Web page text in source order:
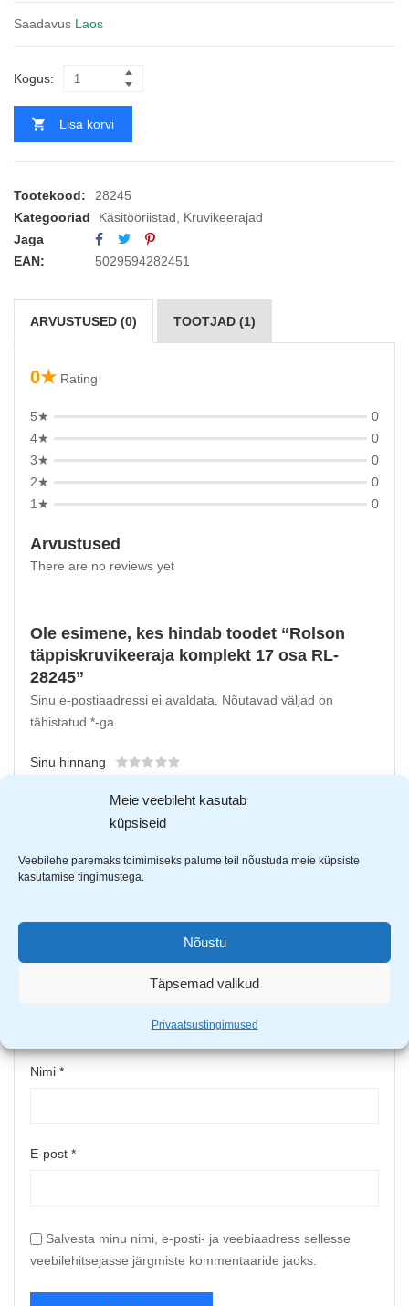
Meie veebileht kasutab
küpsiseid
Veebilehe paremaks toimimiseks palume teil nõustuda meie küpsiste
kasutamise tingimustega.
Nõustu
Täpsemad valikud
Privaatsustingimused
Saadavus Laos
Kogus:
Lisa korvi
Tootekood:
28245
Kategooriad
Käsitööriistad
Kruvikeerajad
Jaga
EAN:
5029594282451
ARVUSTUSED (0) TOOTJAD (1)
0★ Rating
5★
0
4★
0
3★
0
2★
0
1★
0
Arvustused
There are no reviews yet
Ole esimene, kes hindab toodet “Rolson
täppiskruvikeeraja komplekt 17 osa RL-
28245”
Sinu e-postiaadressi ei avaldata.
Nõutavad väljad on
tähistatud *-ga
Sinu hinnang
Nimi *
E-post *
Salvesta minu nimi, e-posti- ja veebiaadress sellesse
veebilehitsejasse järgmiste kommentaaride jaoks.